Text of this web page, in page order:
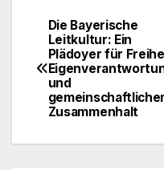
Die Bayerische
Leitkultur: Ein
Plädoyer für
und
Zusammenhalt